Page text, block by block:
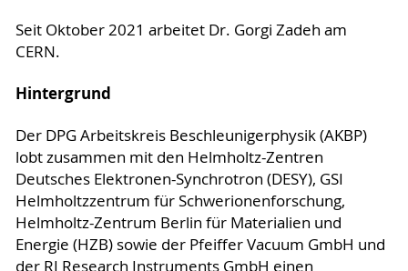
Seit Oktober 2021 arbeitet Dr. Gorgi Zadeh am
CERN.
Hintergrund
Der DPG Arbeitskreis Beschleunigerphysik (AKBP)
lobt zusammen mit den Helmholtz-Zentren
Deutsches Elektronen-Synchrotron (DESY), GSI
Helmholtzzentrum für Schwerionenforschung,
Helmholtz-Zentrum Berlin für Materialien und
Energie (HZB) sowie der Pfeiffer Vacuum GmbH und
der RI Research Instruments GmbH einen